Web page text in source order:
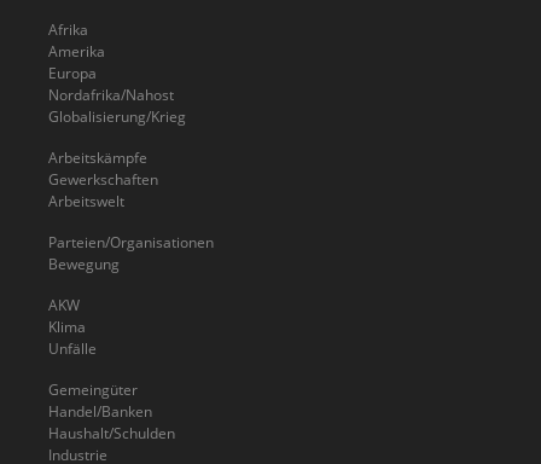
Afrika
Amerika
Europa
Nordafrika/Nahost
Globalisierung/Krieg
Arbeitskämpfe
Gewerkschaften
Arbeitswelt
Parteien/Organisationen
Bewegung
AKW
Klima
Unfälle
Gemeingüter
Handel/Banken
Haushalt/Schulden
Industrie